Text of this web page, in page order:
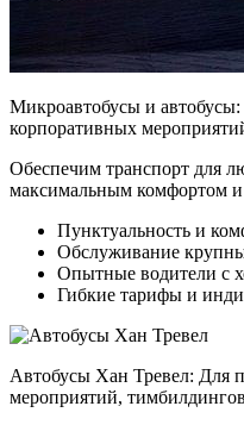
Микроавтобусы и автобусы:
корпоративных
Обеспечим транспорт для
максимальным комфортом и
Пунктуальность и
Обслуживание
Опытные водители с
Гибкие тарифы и
Автобусы Хан Тревел: Для
мероприятий,